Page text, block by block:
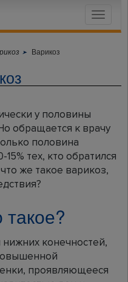
Toggle
Варикоз
у половины
обращается к врачу
половина
тех, кто обратился
же такое варикоз,
такое?
конечностей,
проявляющееся